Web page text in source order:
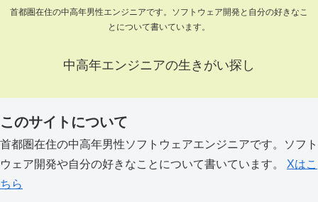
首都圏在住の中高年男性エンジニアです。ソフトウェア開発と自分の好きなこ
とについて書いています。
中高年エンジニアの生きがい探し
このサイトについて
首都圏在住の中高年男性ソフトウェアエンジニアです。ソフト
ウェア開発や自分の好きなことについて書いています。 Xはこ
ちら